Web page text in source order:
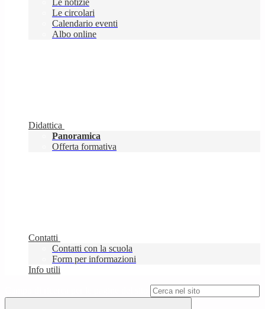
Le notizie
Le circolari
Calendario eventi
Albo online
Didattica
Panoramica
Offerta formativa
Contatti
Contatti con la scuola
Form per informazioni
Info utili